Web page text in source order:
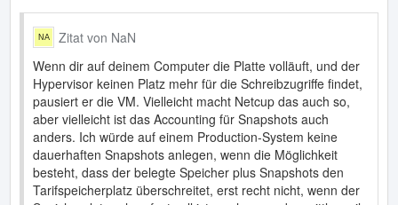
Zitat von NaN
Wenn dir auf deinem Computer die Platte volläuft, und der
Hypervisor keinen Platz mehr für die Schreibzugriffe findet,
pausiert er die VM. Vielleicht macht Netcup das auch so,
aber vielleicht ist das Accounting für Snapshots auch
anders. Ich würde auf einem Production-System keine
dauerhaften Snapshots anlegen, wenn die Möglichkeit
besteht, dass der belegte Speicher plus Snapshots den
Tarifspeicherplatz überschreitet, erst recht nicht, wenn der